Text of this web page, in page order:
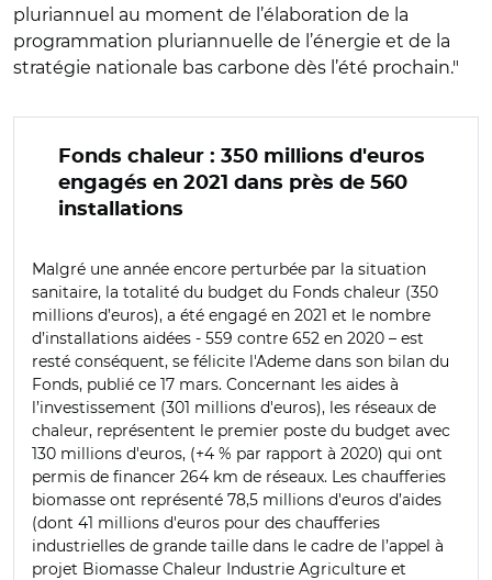
pluriannuel au moment de l’élaboration de la
programmation pluriannuelle de l’énergie et de la
stratégie nationale bas carbone dès l’été prochain."
Fonds chaleur : 350 millions d'euros
engagés en 2021 dans près de 560
installations
Malgré une année encore perturbée par la situation
sanitaire, la totalité du budget du Fonds chaleur (350
millions d’euros), a été engagé en 2021 et le nombre
d’installations aidées - 559 contre 652 en 2020 – est
resté conséquent, se félicite l'Ademe dans son bilan du
Fonds, publié ce 17 mars. Concernant les aides à
l’investissement (301 millions d'euros), les réseaux de
chaleur, représentent le premier poste du budget avec
130 millions d'euros, (+4 % par rapport à 2020) qui ont
permis de financer 264 km de réseaux. Les chaufferies
biomasse ont représenté 78,5 millions d'euros d’aides
(dont 41 millions d'euros pour des chaufferies
industrielles de grande taille dans le cadre de l’appel à
projet Biomasse Chaleur Industrie Agriculture et